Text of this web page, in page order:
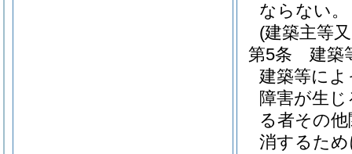
ならない。
(建築主等
第5条
建築
建築等に
障害が生
る者その
消するた